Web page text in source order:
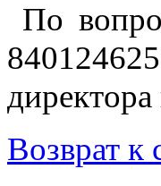
По
Возврат к